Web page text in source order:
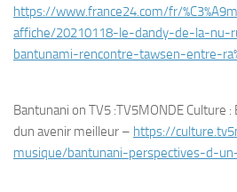
https://www.france24.com/fr/%
affiche/20210118-le-dandy-de-la-nu-
bantunami-rencontre-tawsen-entre-
Bantunani on TV5 :TV5MONDE Culture
dun avenir meilleur – https://
musique/bantunani-perspectives-d-